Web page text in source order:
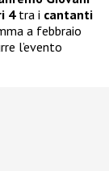
4 tra i cantanti
a febbraio
l’evento